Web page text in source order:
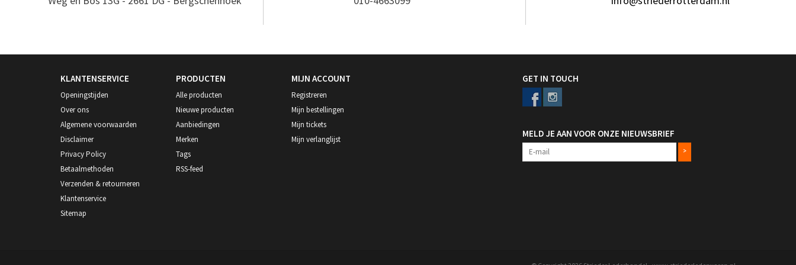
KLANTENSERVICE
Openingstijden
Over ons
Algemene voorwaarden
Disclaimer
Privacy Policy
Betaalmethoden
Verzenden & retourneren
Klantenservice
Sitemap
PRODUCTEN
Alle producten
Nieuwe producten
Aanbiedingen
Merken
Tags
RSS-feed
MIJN ACCOUNT
Registreren
Mijn bestellingen
Mijn tickets
Mijn verlanglijst
GET IN TOUCH
MELD JE AAN VOOR ONZE NIEUWSBRIEF
>